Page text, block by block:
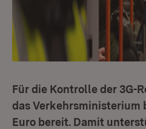
Für die Kontrolle der 3G-
das Verkehrsministerium
Euro bereit. Damit